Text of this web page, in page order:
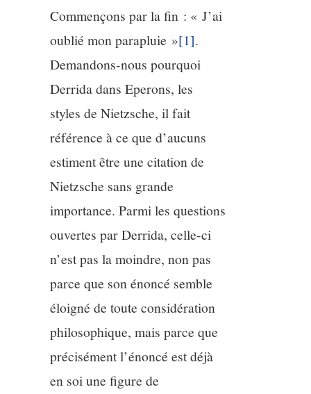
10/13
11/13
12/13
13/13
Commençons par la fin : « J’ai
oublié mon parapluie »[1].
Demandons-nous pourquoi
Derrida dans Eperons, les
styles de Nietzsche, il fait
référence à ce que d’aucuns
estiment être une citation de
Nietzsche sans grande
importance. Parmi les questions
ouvertes par Derrida, celle-ci
n’est pas la moindre, non pas
parce que son énoncé semble
éloigné de toute considération
philosophique, mais parce que
précisément l’énoncé est déjà
en soi une figure de